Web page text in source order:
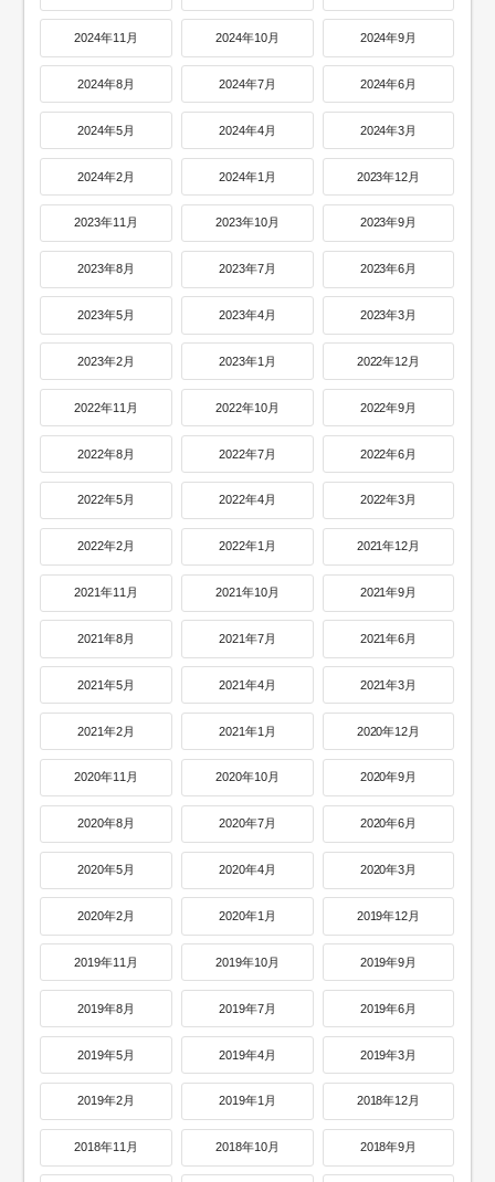
2024年11月 2024年10月 2024年9月
2024年8月 2024年7月 2024年6月
2024年5月 2024年4月 2024年3月
2024年2月 2024年1月 2023年12月
2023年11月 2023年10月 2023年9月
2023年8月 2023年7月 2023年6月
2023年5月 2023年4月 2023年3月
2023年2月 2023年1月 2022年12月
2022年11月 2022年10月 2022年9月
2022年8月 2022年7月 2022年6月
2022年5月 2022年4月 2022年3月
2022年2月 2022年1月 2021年12月
2021年11月 2021年10月 2021年9月
2021年8月 2021年7月 2021年6月
2021年5月 2021年4月 2021年3月
2021年2月 2021年1月 2020年12月
2020年11月 2020年10月 2020年9月
2020年8月 2020年7月 2020年6月
2020年5月 2020年4月 2020年3月
2020年2月 2020年1月 2019年12月
2019年11月 2019年10月 2019年9月
2019年8月 2019年7月 2019年6月
2019年5月 2019年4月 2019年3月
2019年2月 2019年1月 2018年12月
2018年11月 2018年10月 2018年9月